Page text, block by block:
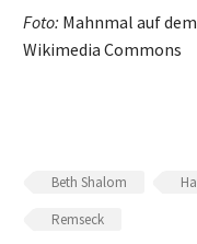
Foto: Mahnmal auf
Wikimedia Commons
Beth Shalom
Remseck